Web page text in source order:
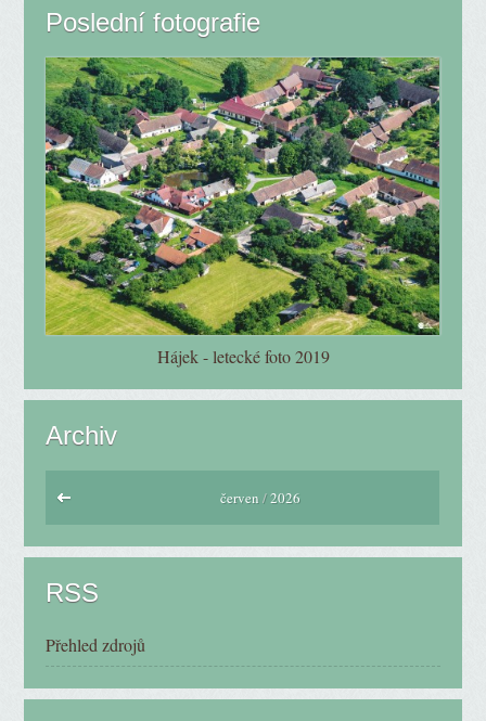
Poslední fotografie
Hájek - letecké foto 2019
Archiv
červen /2026
RSS
Přehled zdrojů